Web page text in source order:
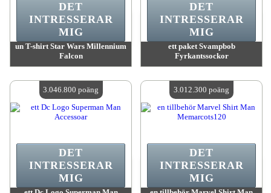
un T-shirt Star Wars Millennium
Falcon
Antal tillgängliga:4
DET
INTRESSERAR
MIG
ett paket Svampbob
Fyrkantssockor
Antal tillgängliga:4
DET
INTRESSERAR
MIG
DET
INTRESSERAR
MIG
3.046.800 poäng
DET
INTRESSERAR
MIG
3.012.300 poäng